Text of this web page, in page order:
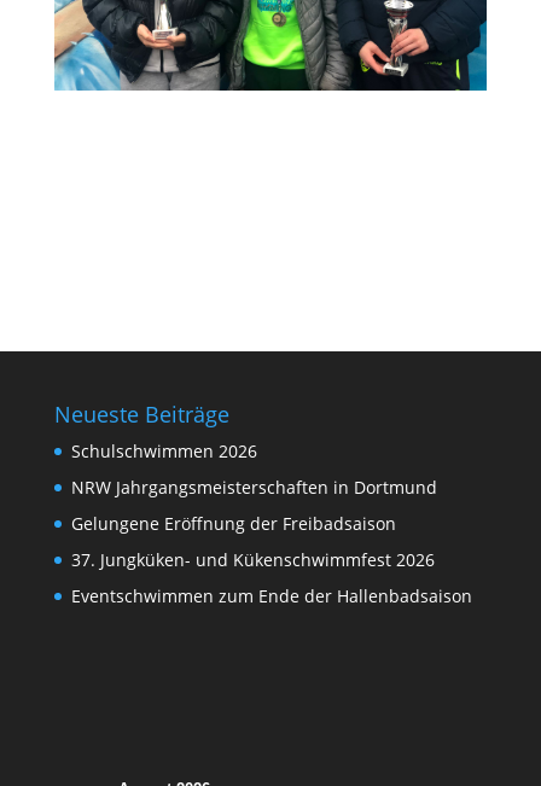
Neueste Beiträge
Schulschwimmen 2026
NRW Jahrgangsmeisterschaften in Dortmund
Gelungene Eröffnung der Freibadsaison
37. Jungküken- und Kükenschwimmfest 2026
Eventschwimmen zum Ende der Hallenbadsaison